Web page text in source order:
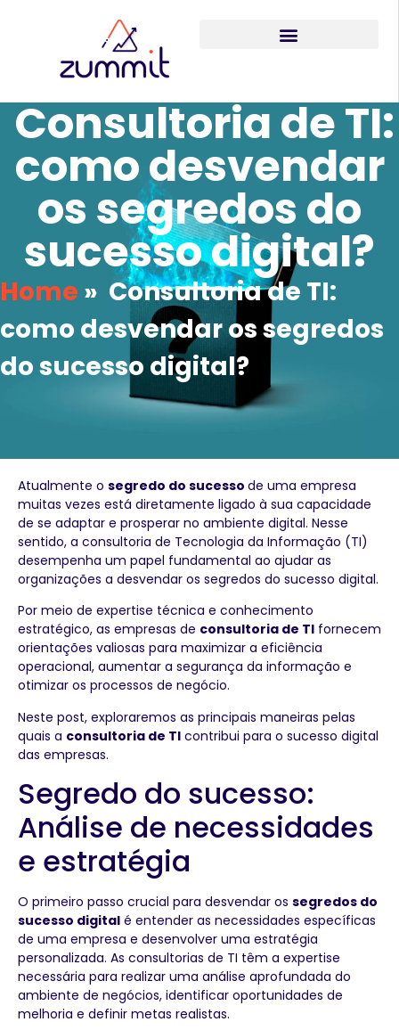
Consultoria de TI:
como desvendar
os segredos do
sucesso digital?
Home » Consultoria de TI:
como desvendar os segredos
do sucesso digital?
Atualmente o segredo do sucesso de uma empresa
muitas vezes está diretamente ligado à sua capacidade
de se adaptar e prosperar no ambiente digital. Nesse
sentido, a consultoria de Tecnologia da Informação (TI)
desempenha um papel fundamental ao ajudar as
organizações a desvendar os segredos do sucesso digital.
Por meio de expertise técnica e conhecimento
estratégico, as empresas de consultoria de TI fornecem
orientações valiosas para maximizar a eficiência
operacional, aumentar a segurança da informação e
otimizar os processos de negócio.
Neste post, exploraremos as principais maneiras pelas
quais a consultoria de TI contribui para o sucesso digital
das empresas.
Segredo do sucesso:
Análise de necessidades
e estratégia
O primeiro passo crucial para desvendar os segredos do
sucesso digital é entender as necessidades específicas
de uma empresa e desenvolver uma estratégia
personalizada. As consultorias de TI têm a expertise
necessária para realizar uma análise aprofundada do
ambiente de negócios, identificar oportunidades de
melhoria e definir metas realistas.